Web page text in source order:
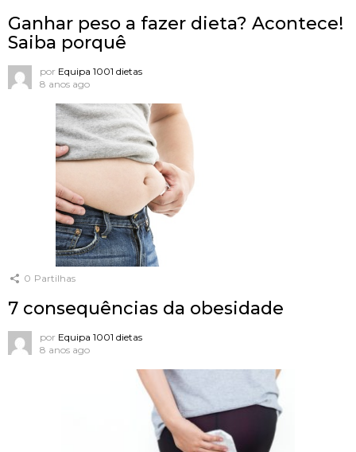
Ganhar peso a fazer dieta? Acontece!
Saiba porquê
por Equipa 1001 dietas
8 anos ago
0 Partilhas
7 consequências da obesidade
por Equipa 1001 dietas
8 anos ago